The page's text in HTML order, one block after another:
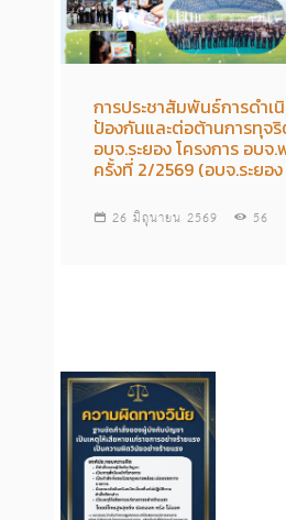
การประชาสัมพันธ์การดำเ
ป้องกันและต่อต้านการทุจ
อบจ.ระยอง โครงการ อบจ
ครั้งที่ 2/2569 (อบจ.ระยอง
26 มิถุนายน 2569 56